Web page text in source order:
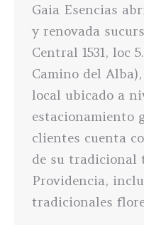
Gaia Esencias
y renovada
Central 1531, loc
Camino del
local ubicado a
estacionamiento
clientes cuenta
de su tradicional
Providencia,
tradicionales